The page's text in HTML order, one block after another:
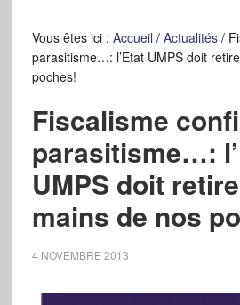
Vous êtes ici : Accueil / Actualités /
parasitisme…: l’Etat UMPS doit
poches!
Fiscalisme
parasitisme…:
UMPS doit
mains de nos
4 NOVEMBRE 2013